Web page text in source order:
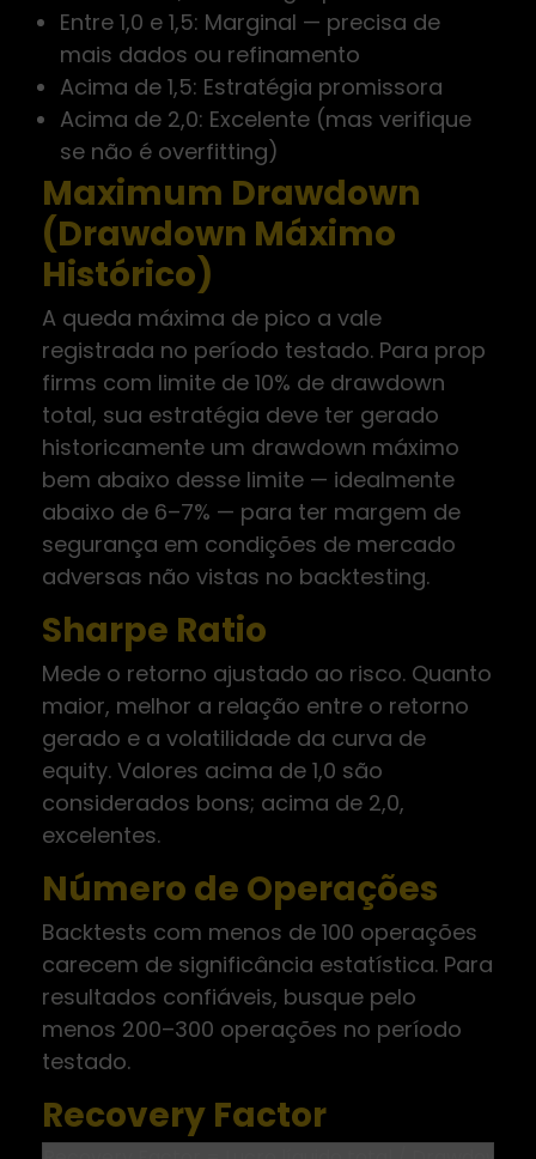
Entre 1,0 e 1,5: Marginal — precisa de
mais dados ou refinamento
Acima de 1,5: Estratégia promissora
Acima de 2,0: Excelente (mas verifique
se não é overfitting)
Maximum Drawdown
(Drawdown Máximo
Histórico)
A queda máxima de pico a vale
registrada no período testado. Para prop
firms com limite de 10% de drawdown
total, sua estratégia deve ter gerado
historicamente um drawdown máximo
bem abaixo desse limite — idealmente
abaixo de 6–7% — para ter margem de
segurança em condições de mercado
adversas não vistas no backtesting.
Sharpe Ratio
Mede o retorno ajustado ao risco. Quanto
maior, melhor a relação entre o retorno
gerado e a volatilidade da curva de
equity. Valores acima de 1,0 são
considerados bons; acima de 2,0,
excelentes.
Número de Operações
Backtests com menos de 100 operações
carecem de significância estatística. Para
resultados confiáveis, busque pelo
menos 200–300 operações no período
testado.
Recovery Factor